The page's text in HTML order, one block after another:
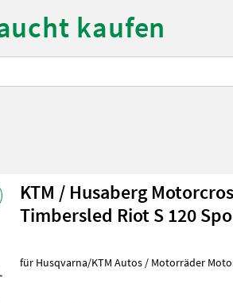
kaufen
KTM / Husaberg
Timbersled Riot S 120
für Husqvarna/KTM Autos / Motorräder